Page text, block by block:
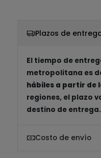
Plazos de
El tiempo de
metropolitana es
hábiles a partir de
regiones, el plazo
destino de entrega.
Costo de envío